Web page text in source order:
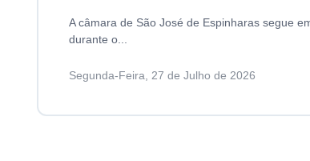
A câmara de São José de Espinharas segue
durante o...
Segunda-Feira, 27 de Julho de 2026